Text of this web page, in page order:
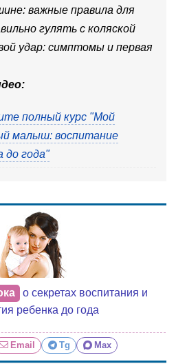
важные правила для
гулять с коляской
удар: симптомы и первая
полный курс "Мой
малыш: воспитание
до года"
о секретах воспитания и
ребенка до года
Email Tg Max